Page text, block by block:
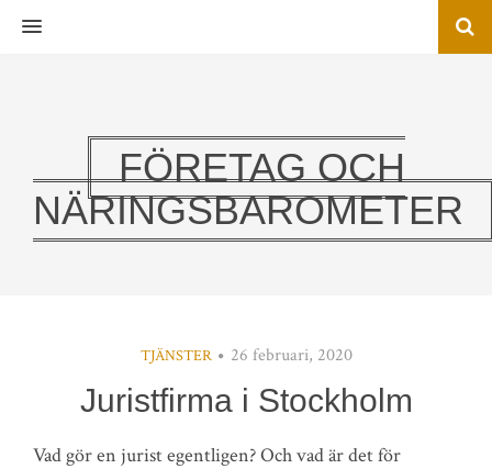
MENU
FÖRETAG OCH
NÄRINGSBAROMETER
TJÄNSTER 26 februari, 2020
Juristfirma i Stockholm
Vad gör en jurist egentligen? Och vad är det för